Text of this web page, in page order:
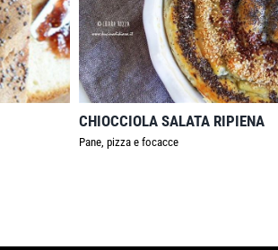
CHIOCCIOLA SALATA RIPIENA
Pane, pizza e focacce